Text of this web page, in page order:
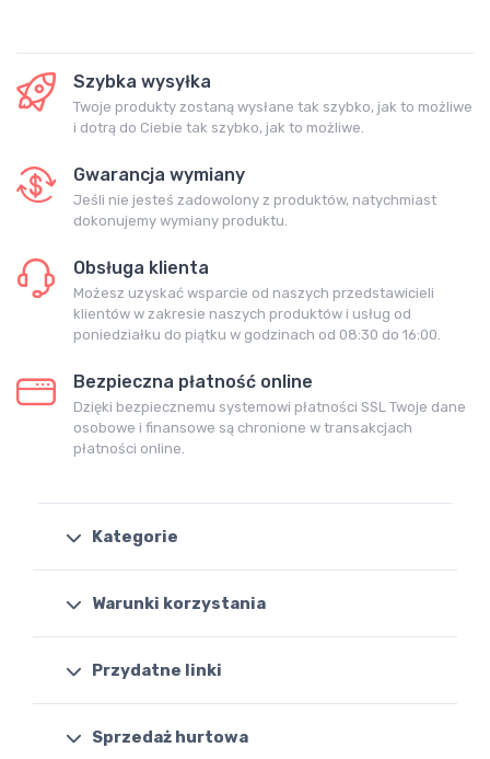
Szybka wysyłka
Twoje produkty zostaną wysłane tak szybko, jak to możliwe
i dotrą do Ciebie tak szybko, jak to możliwe.
Gwarancja wymiany
Jeśli nie jesteś zadowolony z produktów, natychmiast
dokonujemy wymiany produktu.
Obsługa klienta
Możesz uzyskać wsparcie od naszych przedstawicieli
klientów w zakresie naszych produktów i usług od
poniedziałku do piątku w godzinach od 08:30 do 16:00.
Bezpieczna płatność online
Dzięki bezpiecznemu systemowi płatności SSL Twoje dane
osobowe i finansowe są chronione w transakcjach
płatności online.
Kategorie
Warunki korzystania
Przydatne linki
Sprzedaż hurtowa